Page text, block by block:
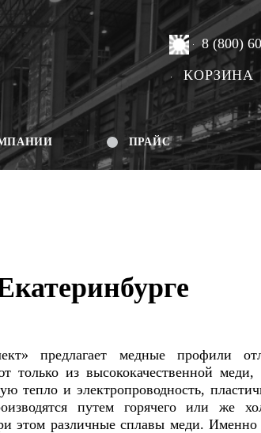
8 (800)
КОРЗИНА
ПРАЙС
предлагает медные профили
только из высококачественной
тепло и электропроводность,
путем горячего или же
этом различные сплавы меди. Именно